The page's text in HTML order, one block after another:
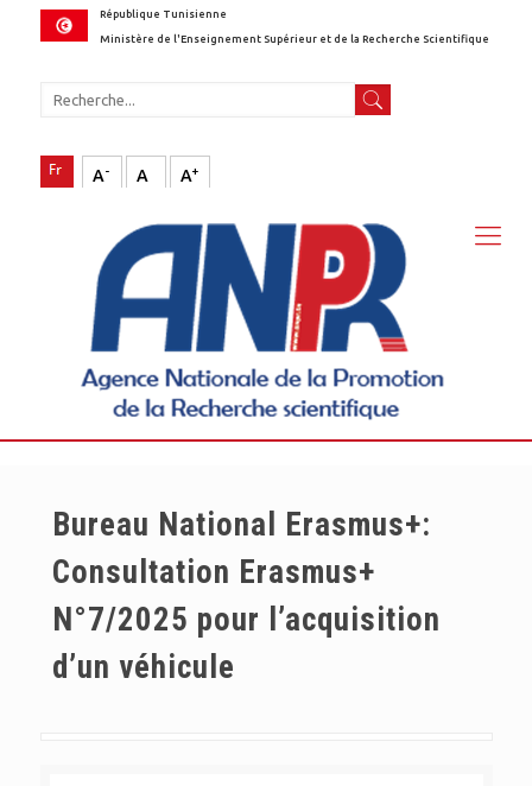
République Tunisienne
Ministère de l'Enseignement Supérieur et de la Recherche Scientifique
A- A A+
Bureau National Erasmus+:
Consultation Erasmus+
N°7/2025 pour l’acquisition
d’un véhicule